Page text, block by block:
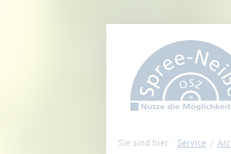
Sie sind hier: Service